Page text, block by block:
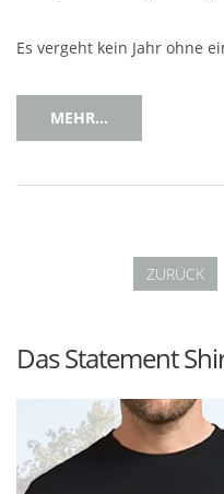
Es vergeht kein Jahr ohne
MEHR...
ZURÜCK
Das Statement